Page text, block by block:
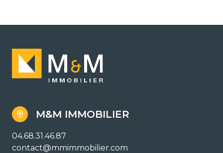
M&M IMMOBILIER
04.68.31.46.87
contact@mmimmobilier.com